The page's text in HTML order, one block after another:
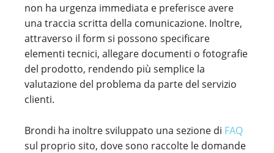
non ha urgenza immediata e preferisce avere
una traccia scritta della comunicazione. Inoltre,
attraverso il form si possono specificare
elementi tecnici, allegare documenti o fotografie
del prodotto, rendendo più semplice la
valutazione del problema da parte del servizio
clienti.
Brondi ha inoltre sviluppato una sezione di FAQ
sul proprio sito, dove sono raccolte le domande